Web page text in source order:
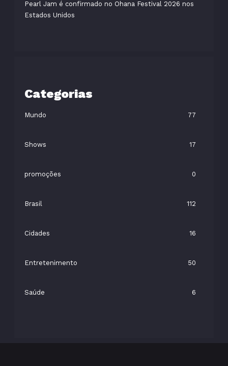
Pearl Jam é confirmado no Ohana Festival 2026 nos
Estados Unidos
Categorias
Mundo 77
Shows 17
promoções 0
Brasil 112
Cidades 16
Entretenimento 50
Saúde 6